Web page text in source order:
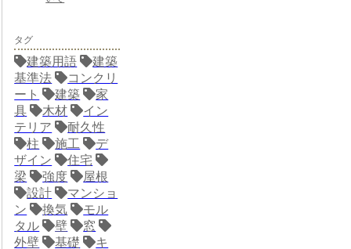
タグ
建築用語
建築
基準法
コンクリ
ート
建築
家
具
木材
イン
テリア
耐久性
柱
施工
デ
ザイン
住宅
梁
強度
屋根
設計
マンショ
ン
換気
モル
タル
壁
窓
外壁
基礎
キ